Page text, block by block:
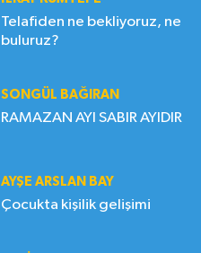
Telafiden ne bekliyoruz, ne
buluruz?
SONGÜL BAĞIRAN
RAMAZAN AYI SABIR AYIDIR
AYŞE ARSLAN BAY
Çocukta kişilik gelişimi